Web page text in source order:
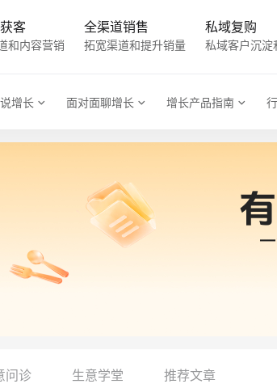
客
和内容营销
全渠道销售
拓宽渠道和提升销量
私域复购
私域客户沉淀
增长 面对面聊增长 增长产品指南
问诊 生意学堂 推荐文章